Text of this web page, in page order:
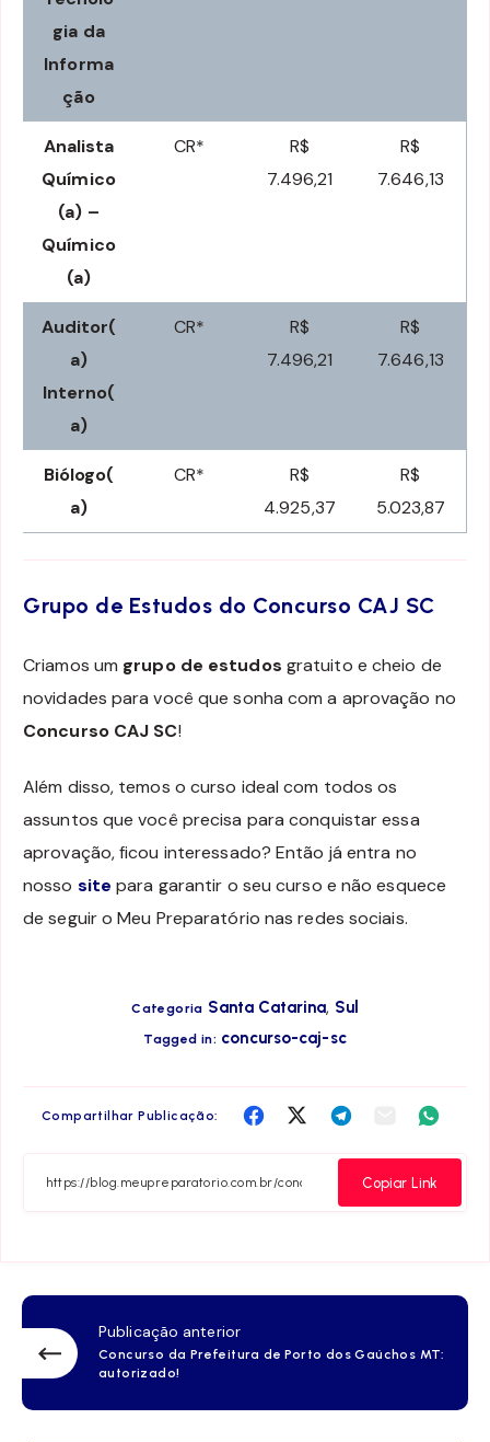
gia da
Informa
ção
Analista
Químico
(a) –
Químico
(a)
CR*
R$
7.496,21
R$
7.646,13
Auditor(
a)
Interno(
a)
CR*
R$
7.496,21
R$
7.646,13
Biólogo(
a)
CR*
R$
4.925,37
R$
5.023,87
Grupo de Estudos do Concurso CAJ SC
Criamos um grupo de estudos gratuito e cheio de
novidades para você que sonha com a aprovação no
Concurso CAJ SC!
Além disso, temos o curso ideal com todos os
assuntos que você precisa para conquistar essa
aprovação, ficou interessado? Então já entra no
nosso site para garantir o seu curso e não esquece
de seguir o Meu Preparatório nas redes sociais.
Categoria Santa Catarina, Sul
Tagged in: concurso-caj-sc
Compartilhar Publicação:
Compartilha
Facebook
CompartilhaCompartilha
Telegram
Compartilha
Email
Copiar Link
Publicação anterior
Concurso da Prefeitura de Porto dos Gaúchos MT:
autorizado!